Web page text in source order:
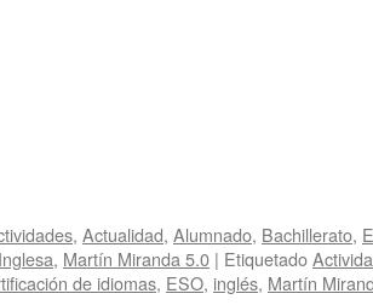
, Actualidad, Alumnado, Bachillerato,
, Martín Miranda 5.0 | Etiquetado
de idiomas, ESO, inglés, Martín